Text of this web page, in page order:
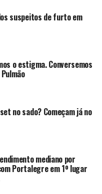
suspeitos de furto em
o estigma. Conversemos
no sado? Começam já no
mediano por
Portalegre em 1º lugar